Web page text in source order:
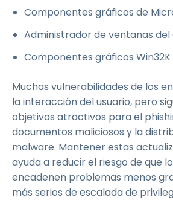
Componentes gráficos de
Administrador de ventanas
Componentes gráficos Win32K
Muchas vulnerabilidades de los
la interacción del usuario, pero
objetivos atractivos para el
documentos maliciosos y la
malware. Mantener estas
ayuda a reducir el riesgo de que
encadenen problemas menos
más serios de escalada de